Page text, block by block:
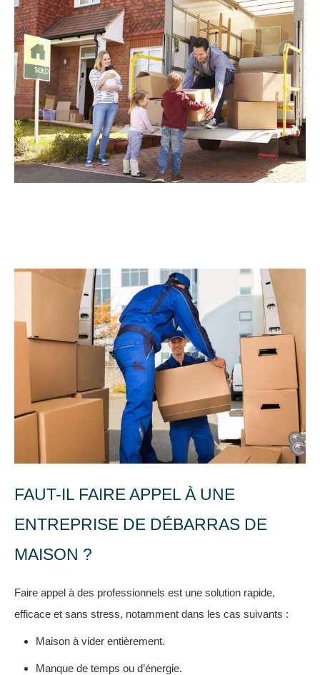
FAUT-IL FAIRE APPEL À UNE
ENTREPRISE DE DÉBARRAS DE
MAISON ?
Faire appel à des professionnels est une solution rapide,
efficace et sans stress, notamment dans les cas suivants :
Maison à vider entièrement.
Manque de temps ou d’énergie.